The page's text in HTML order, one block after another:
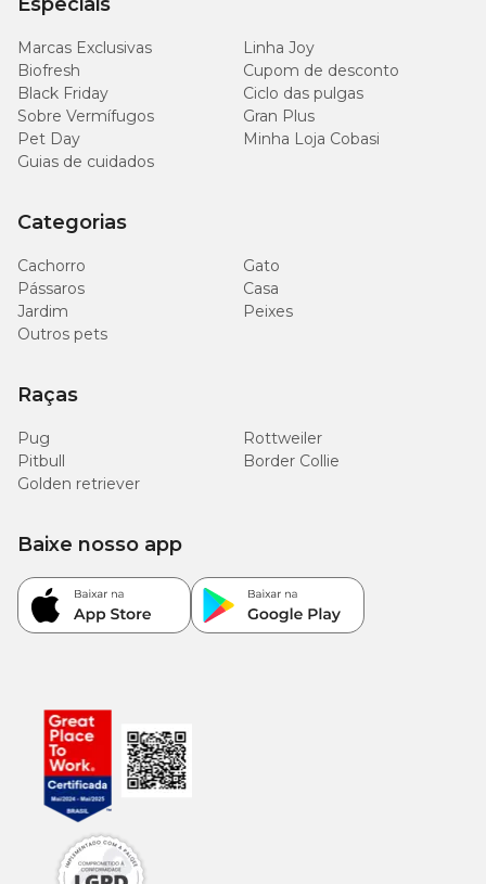
Marcas Exclusivas
Linha Joy
Biofresh
Cupom de desconto
Black Friday
Ciclo das pulgas
Sobre Vermífugos
Gran Plus
Pet Day
Minha Loja Cobasi
Guias de cuidados
Categorias
Cachorro
Gato
Pássaros
Casa
Jardim
Peixes
Outros pets
Raças
Pug
Rottweiler
Pitbull
Border Collie
Golden retriever
Baixe nosso app